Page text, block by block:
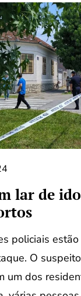
lar de
policiais
O
um dos